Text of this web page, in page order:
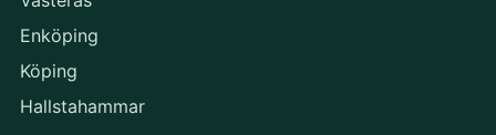
Enköping
Köping
Hallstahammar